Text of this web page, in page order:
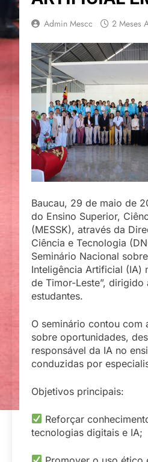
Admin Mescc 2 Meses
Baucau, 29 de maio de
do Ensino Superior,
(MESSK), através da
Ciência e Tecnologia
Seminário Nacional
Inteligência Artificial (IA)
de Timor-Leste”, dirigido
estudantes.
O seminário contou com
sobre oportunidades,
responsável da IA no
conduzidas por
Objetivos principais:
Reforçar
tecnologias digitais e IA;